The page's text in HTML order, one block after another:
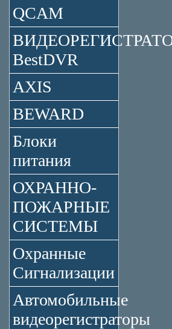
QCAM
BestDVR
AXIS
BEWARD
Блоки
питания
ОХРАННО-
ПОЖАРНЫЕ
СИСТЕМЫ
Охранные
Сигнализации
Автомобильные
видеорегистраторы